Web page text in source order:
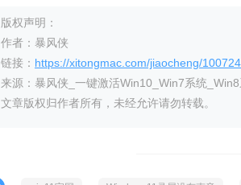
版权声明：
作者：暴风侠
链接： https://xitongmac.com/jiaocheng/
来源：暴风侠_一键激活Win10_Win7系统_Win8
文章版权归作者所有，未经允许请勿转载。